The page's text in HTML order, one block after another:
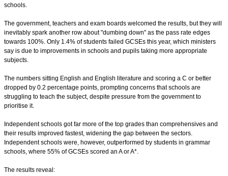
schools.
The government, teachers and exam boards welcomed the results, but they will
inevitably spark another row about "dumbing down" as the pass rate edges
towards 100%. Only 1.4% of students failed GCSEs this year, which ministers
say is due to improvements in schools and pupils taking more appropriate
subjects.
The numbers sitting English and English literature and scoring a C or better
dropped by 0.2 percentage points, prompting concerns that schools are
struggling to teach the subject, despite pressure from the government to
prioritise it.
Independent schools got far more of the top grades than comprehensives and
their results improved fastest, widening the gap between the sectors.
Independent schools were, however, outperformed by students in grammar
schools, where 55% of GCSEs scored an A or A*.
The results reveal: